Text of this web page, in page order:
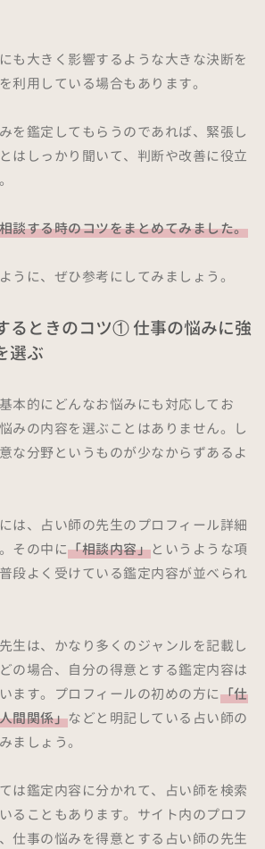
も大きく影響するような大きな決断を
利用している場合もあります。
を鑑定してもらうのであれば、緊張し
はしっかり聞いて、判断や改善に役立
談する時のコツをまとめてみました。
うに、ぜひ参考にしてみましょう。
るときのコツ① 仕事の悩みに強
選ぶ
本的にどんなお悩みにも対応してお
みの内容を選ぶことはありません。し
な分野というものが少なからずあるよ
は、占い師の先生のプロフィール詳細
その中に「相談内容」というような項
段よく受けている鑑定内容が並べられ
生は、かなり多くのジャンルを記載し
の場合、自分の得意とする鑑定内容は
ます。プロフィールの初めの方に「仕
間関係」などと明記している占い師の
ましょう。
は鑑定内容に分かれて、占い師を検索
ることもあります。サイト内のプロフ
仕事の悩みを得意とする占い師の先生